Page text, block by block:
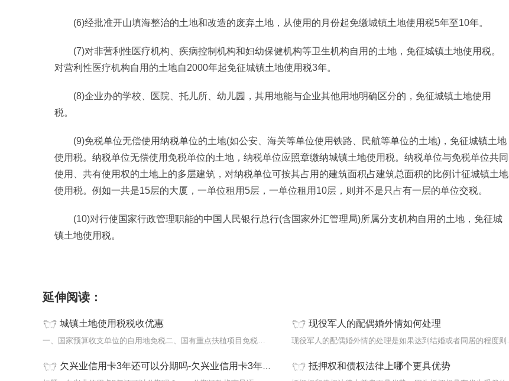
(6)经批准开山填海整治的土地和改造的废弃土地，从使用的月份起免缴城镇土地使用税5年至10年。
(7)对非营利性医疗机构、疾病控制机构和妇幼保健机构等卫生机构自用的土地，免征城镇土地使用税。
对营利性医疗机构自用的土地自2000年起免征城镇土地使用税3年。
(8)企业办的学校、医院、托儿所、幼儿园，其用地能与企业其他用地明确区分的，免征城镇土地使用
税。
(9)免税单位无偿使用纳税单位的土地(如公安、海关等单位使用铁路、民航等单位的土地)，免征城镇土地
使用税。纳税单位无偿使用免税单位的土地，纳税单位应照章缴纳城镇土地使用税。纳税单位与免税单位共同
使用、共有使用权的土地上的多层建筑，对纳税单位可按其占用的建筑面积占建筑总面积的比例计征城镇土地
使用税。例如一共是15层的大厦，一单位租用5层，一单位租用10层，则并不是只占有一层的单位交税。
(10)对行使国家行政管理职能的中国人民银行总行(含国家外汇管理局)所属分支机构自用的土地，免征城
镇土地使用税。
延伸阅读：
城镇土地使用税税收优惠 现役军人的配偶婚外情如何处理
欠兴业信用卡3年还可以分期吗-欠兴业信用卡3年还可以分期吗怎么还 抵押权和债权法律上哪个更具优势